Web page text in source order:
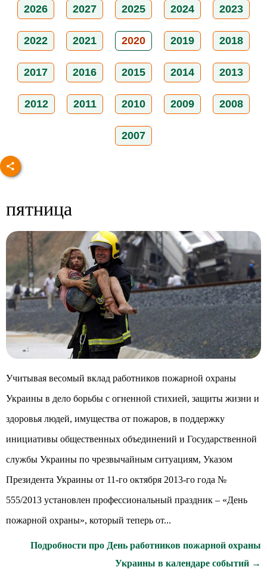
2026 2027 2025 2024 2023
2022 2021 2020 2019 2018
2017 2016 2015 2014 2013
2012 2011 2010 2009 2008
2007
пятница
Учитывая весомый вклад работников пожарной охраны
Украины в дело борьбы с огненной стихией, защиты жизни и
здоровья людей, имущества от пожаров, в поддержку
инициативы общественных объединений и Государственной
службы Украины по чрезвычайным ситуациям, Указом
Президента Украины от 11-го октября 2013-го года №
555/2013 установлен профессиональный праздник – «День
пожарной охраны», который теперь от...
Подробности про День работников пожарной охраны
Украины в календаре событий →